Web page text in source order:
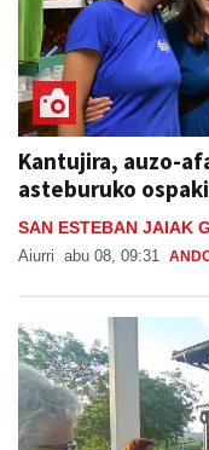
Kantujira, auzo-
asteburuko
SAN ESTEBAN JAIAK
Aiurri abu 08, 09:31